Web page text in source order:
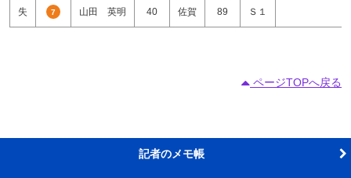
失 7 山田 英明 40 佐賀 89 Ｓ１
ページTOPへ戻る
記者のメモ帳